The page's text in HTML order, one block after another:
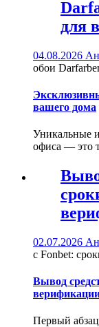
для
04.08.2026
обои
вашего дома
Уникальные
офиса — это
02.07.2026
с Fonbet:
Вывод
Первый